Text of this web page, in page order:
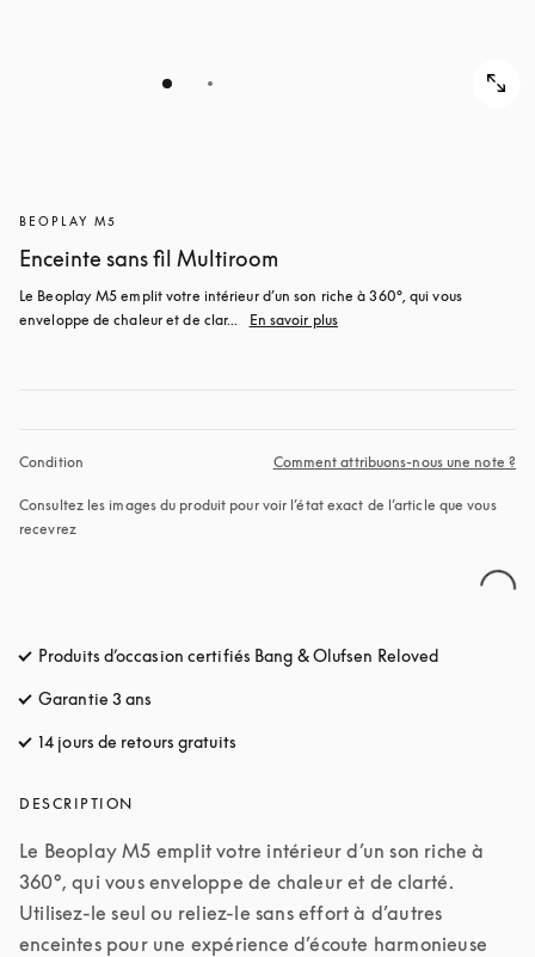
BEOPLAY M5
Enceinte sans fil Multiroom
Le Beoplay M5 emplit votre intérieur d’un son riche à 360°, qui vous
enveloppe de chaleur et de clar...
En savoir plus
Condition Comment attribuons-nous une note ?
Consultez les images du produit pour voir l’état exact de l’article que vous
recevrez
Produits d’occasion certifiés Bang & Olufsen Reloved
Garantie 3 ans
14 jours de retours gratuits
DESCRIPTION
Le Beoplay M5 emplit votre intérieur d’un son riche à
360°, qui vous enveloppe de chaleur et de clarté.
Utilisez-le seul ou reliez-le sans effort à d’autres
enceintes pour une expérience d’écoute harmonieuse